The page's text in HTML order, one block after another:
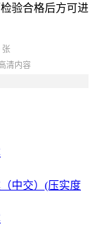
验合格后方可进
张
清内容
中交）(压实度